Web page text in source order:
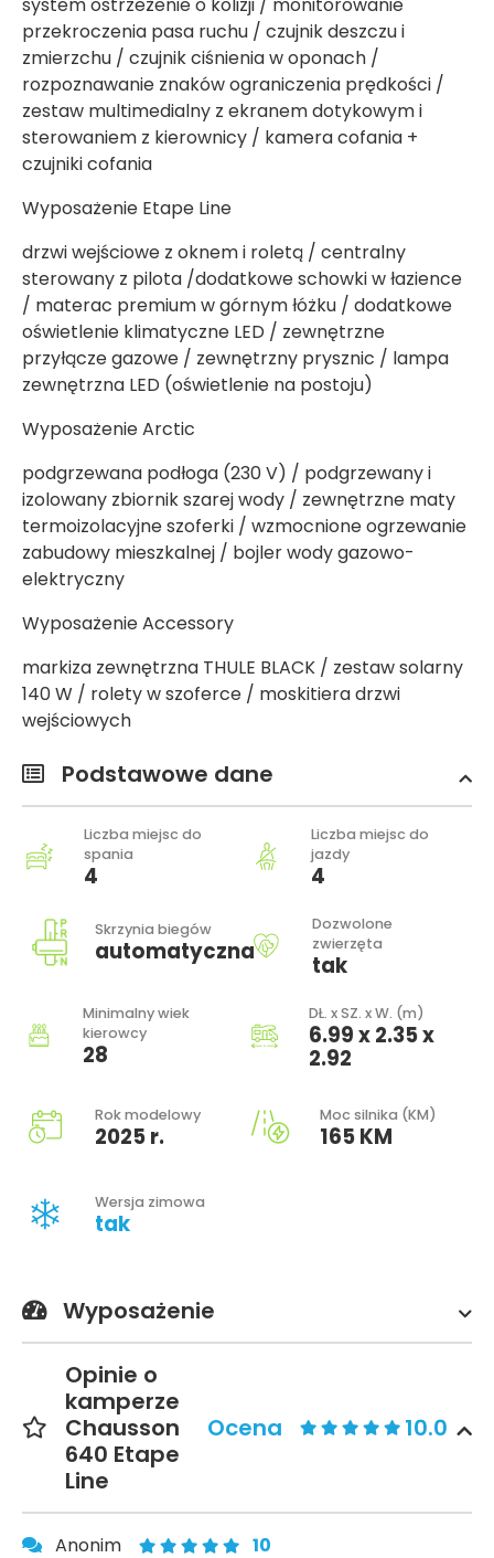
przekroczenia pasa ruchu / czujnik deszczu i
zmierzchu / czujnik ciśnienia w oponach /
rozpoznawanie znaków ograniczenia prędkości /
zestaw multimedialny z ekranem dotykowym i
sterowaniem z kierownicy / kamera cofania +
czujniki cofania
Wyposażenie Etape Line
drzwi wejściowe z oknem i roletą / centralny
sterowany z pilota /dodatkowe schowki w łazience
/ materac premium w górnym łóżku / dodatkowe
oświetlenie klimatyczne LED / zewnętrzne
przyłącze gazowe / zewnętrzny prysznic / lampa
zewnętrzna LED (oświetlenie na postoju)
Wyposażenie Arctic
podgrzewana podłoga (230 V) / podgrzewany i
izolowany zbiornik szarej wody / zewnętrzne maty
termoizolacyjne szoferki / wzmocnione ogrzewanie
zabudowy mieszkalnej / bojler wody gazowo-
elektryczny
Wyposażenie Accessory
markiza zewnętrzna THULE BLACK / zestaw solarny
140 W / rolety w szoferce / moskitiera drzwi
wejściowych
Podstawowe dane
Liczba miejsc do
spania
4
Liczba miejsc do
jazdy
4
Skrzynia biegów
automatyczna
Dozwolone
zwierzęta
tak
Minimalny wiek
kierowcy
28
DŁ. x SZ. x W. (m)
6.99 x 2.35 x
2.92
Rok modelowy
2025 r.
Moc silnika (KM)
165 KM
Wersja zimowa
tak
Wyposażenie
Opinie o
kamperze
Chausson
640 Etape
Line
Ocena 10.0
Anonim 10